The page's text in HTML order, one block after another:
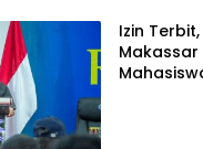
Izin
Makassar